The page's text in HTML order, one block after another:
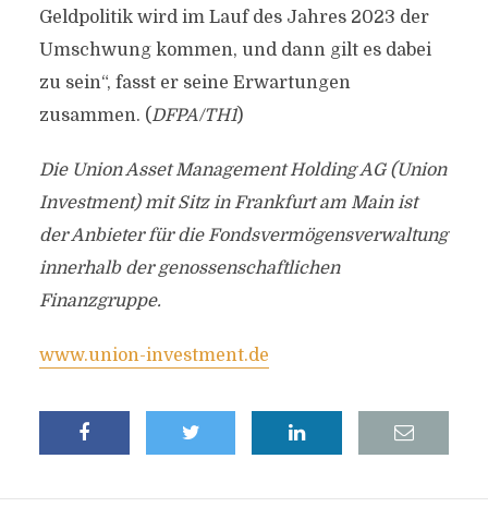
Geldpolitik wird im Lauf des Jahres 2023 der
Umschwung kommen, und dann gilt es dabei
zu sein“, fasst er seine Erwartungen
zusammen. (DFPA/TH1)
Die Union Asset Management Holding AG (Union
Investment) mit Sitz in Frankfurt am Main ist
der Anbieter für die Fondsvermögensverwaltung
innerhalb der genossenschaftlichen
Finanzgruppe.
www.union-investment.de